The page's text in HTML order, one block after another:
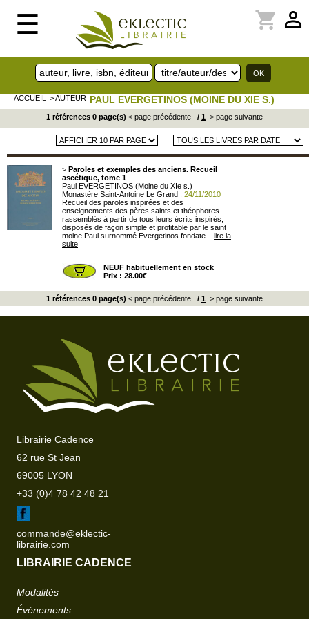
☰ perm_identity
shopping_cart
ACCUEIL > AUTEUR PAUL EVERGETINOS (MOINE DU XIE S.)
1 références 0 page(s) < page précédente / 1 > page suivante
> Paroles et exemples des anciens. Recueil
ascétique, tome 1
Paul EVERGETINOS (Moine du XIe s.)
Monastère Saint-Antoine Le Grand : 24/11/2010
Recueil des paroles inspirées et des
enseignements des pères saints et théophores
rassemblés à partir de tous leurs écrits inspirés,
disposés de façon simple et profitable par le saint
moine Paul surnommé Evergetinos fondate ... lire la
suite
NEUF habituellement en stock
Prix : 28.00€
1 références 0 page(s) < page précédente / 1 > page suivante
Librairie Cadence
62 rue St Jean
69005 LYON
+33 (0)4 78 42 48 21
commande@eklectic-
librairie.com
LIBRAIRIE CADENCE
Modalités
Événements